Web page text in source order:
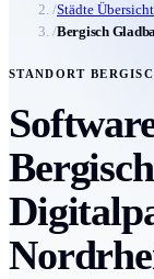
/Städte Übersicht
/Bergisch
STANDORT